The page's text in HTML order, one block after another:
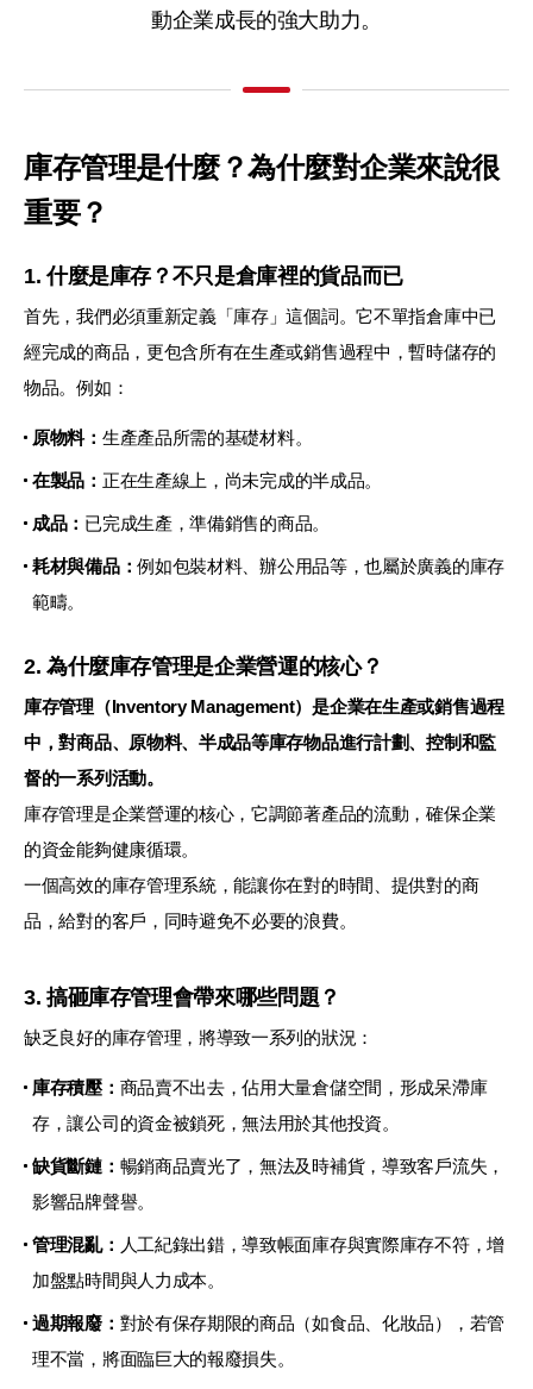
動企業成長的強大助力。
庫存管理是什麼？為什麼對企業來說很
重要？
1. 什麼是庫存？不只是倉庫裡的貨品而已
首先，我們必須重新定義「庫存」這個詞。它不單指倉庫中已
經完成的商品，更包含所有在生產或銷售過程中，暫時儲存的
物品。例如：
原物料： 生產產品所需的基礎材料。
在製品： 正在生產線上，尚未完成的半成品。
成品： 已完成生產，準備銷售的商品。
耗材與備品：例如包裝材料、辦公用品等，也屬於廣義的庫存
範疇。
2. 為什麼庫存管理是企業營運的核心？
庫存管理（Inventory Management）是企業在生產或銷售過程
中，對商品、原物料、半成品等庫存物品進行計劃、控制和監
督的一系列活動。
庫存管理是企業營運的核心，它調節著產品的流動，確保企業
的資金能夠健康循環。
一個高效的庫存管理系統，能讓你在對的時間、提供對的商
品，給對的客戶，同時避免不必要的浪費。
3. 搞砸庫存管理會帶來哪些問題？
缺乏良好的庫存管理，將導致一系列的狀況：
庫存積壓： 商品賣不出去，佔用大量倉儲空間，形成呆滯庫
存，讓公司的資金被鎖死，無法用於其他投資。
缺貨斷鏈： 暢銷商品賣光了，無法及時補貨，導致客戶流失，
影響品牌聲譽。
管理混亂： 人工紀錄出錯，導致帳面庫存與實際庫存不符，增
加盤點時間與人力成本。
過期報廢： 對於有保存期限的商品（如食品、化妝品），若管
理不當，將面臨巨大的報廢損失。